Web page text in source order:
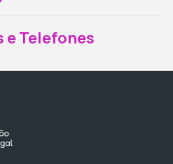
e Telefones